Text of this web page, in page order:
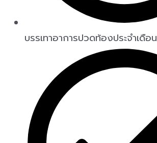
บรรเทาอาการปวดท้องประจำเดือน